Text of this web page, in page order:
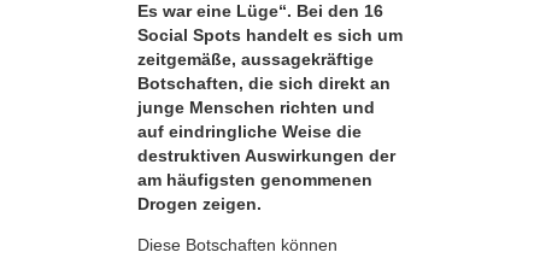
Es war eine Lüge“. Bei den 16
Social Spots handelt es sich um
zeitgemäße, aussagekräftige
Botschaften, die sich direkt an
junge Menschen richten und
auf eindringliche Weise die
destruktiven Auswirkungen der
am häufigsten genommenen
Drogen zeigen.
Diese Botschaften können